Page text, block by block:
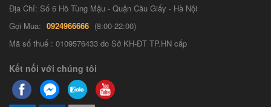
Địa Chỉ: Số 6 Hồ Tùng Mậu - Quận Cầu Giấy - Hà Nội
Gọi Mua: 0924966666 (8:00-22:00)
Mã số thuế : 0109576433 do Sở KH-ĐT TP.HN cấp
Kết nối với chúng tôi